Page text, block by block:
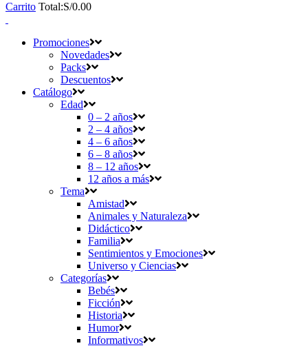
Carrito Total:S/0.00
Promociones
Novedades
Packs
Descuentos
Catálogo
Edad
0 – 2 años
2 – 4 años
4 – 6 años
6 – 8 años
8 – 12 años
12 años a más
Tema
Amistad
Animales y Naturaleza
Didáctico
Familia
Sentimientos y Emociones
Universo y Ciencias
Categorías
Bebés
Ficción
Historia
Humor
Informativos